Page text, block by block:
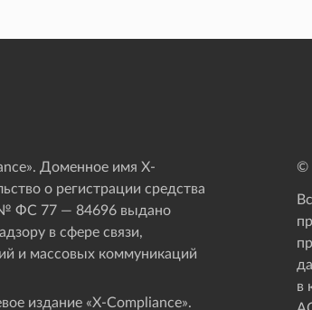
Доменное имя X-
о регистрации средства
ФС 77 — 84696 выдано
в сфере связи,
и массовых коммуникаций
издание «Х-Compliance».
©
в